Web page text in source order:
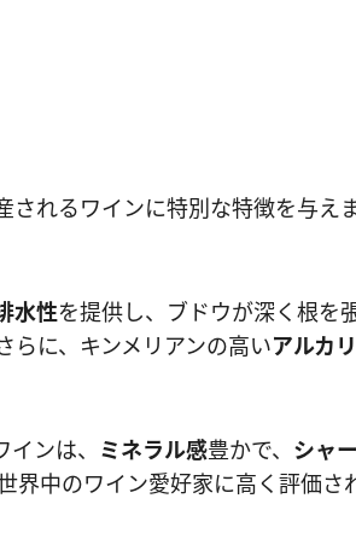
されるワインに特別な特徴を与え
水性を提供し、ブドウが深く根を
らに、キンメリアンの高いアルカ
ンは、 ミネラル感豊かで、 シャ
中のワイン愛好家に高く評価さ